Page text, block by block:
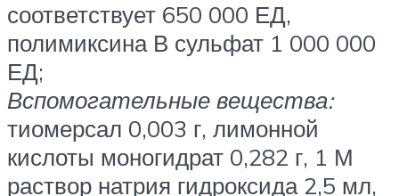
соответствует 650 000 ЕД,
полимиксина В сульфат 1 000 000
ЕД;
Вспомогательные вещества:
тиомерсал 0,003 г, лимонной
кислоты моногидрат 0,282 г, 1 М
раствор натрия гидроксида 2,5 мл,